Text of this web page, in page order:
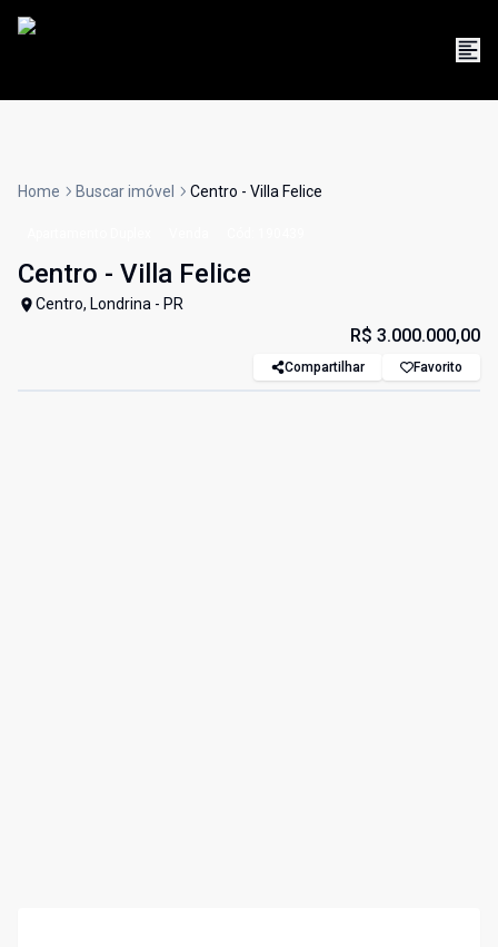
Home Buscar imóvel Centro - Villa Felice
Centro - Villa Felice
Centro, Londrina - PR
R$ 3.000.000,00
Compartilhar Favorito